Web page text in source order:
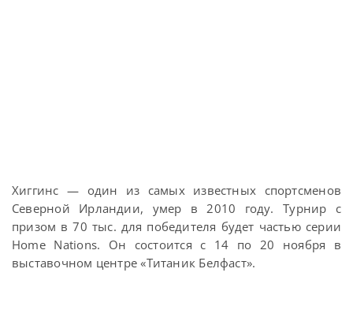
Хиггинс — один из самых известных спортсменов
Северной Ирландии, умер в 2010 году. Турнир с
призом в 70 тыс. для победителя будет частью серии
Home Nations. Он состоится с 14 по 20 ноября в
выставочном центре «Титаник Белфаст».